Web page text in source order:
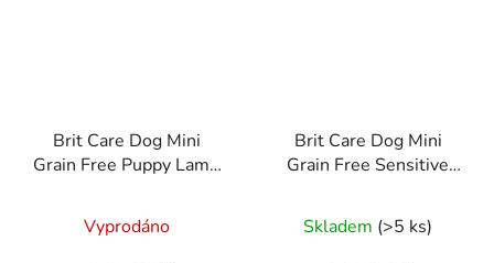
Brit Care Dog Mini
Grain Free Puppy Lamb
Vyprodáno
Brit Care Dog Mini
Grain Free Sensitive
Skladem (>5 ks)